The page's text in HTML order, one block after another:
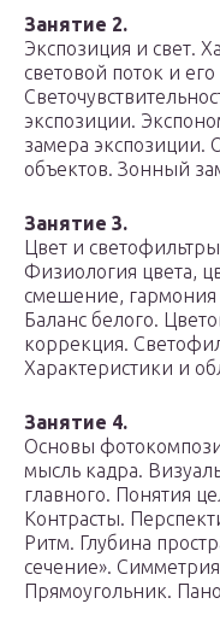
Занятие 2.
Экспозиция и свет.
световой поток и
экспозиции.
замера экспозиции.
объектов. Зонный
Занятие 3.
Цвет и
Физиология цвета,
смешение, гармония
Баланс белого.
коррекция.
Характеристики и
Занятие 4.
Основы
мысль кадра.
главного. Понятия
Контрасты.
Ритм. Глубина
сечение».
Прямоугольник.